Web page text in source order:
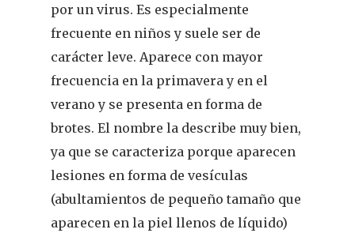
por un virus. Es especialmente
frecuente en niños y suele ser de
carácter leve. Aparece con mayor
frecuencia en la primavera y en el
verano y se presenta en forma de
brotes. El nombre la describe muy bien,
ya que se caracteriza porque aparecen
lesiones en forma de vesículas
(abultamientos de pequeño tamaño que
aparecen en la piel llenos de líquido)